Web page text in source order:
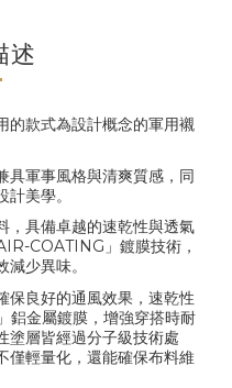
述
的款式為設計概念的軍用襯
具軍事風格與清爽質感，同
美學。
，具備卓越的速乾性與透氣
COATING 」鍍膜技術，
少異味。
保良好的通風效果，速乾性
」鋁金屬鍍膜，增強穿搭時耐
塗層皆經過分子級技術處
僅輕量化，還能確保布料維